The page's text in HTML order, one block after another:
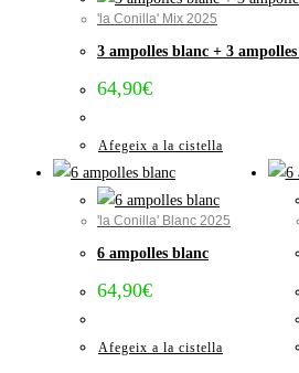
'la Conilla' Mix 2025
3 ampolles blanc + 3
64,90€
Afegeix a la cistella
'la Conilla' Blanc 2025
6 ampolles blanc
64,90€
Afegeix a la cistella